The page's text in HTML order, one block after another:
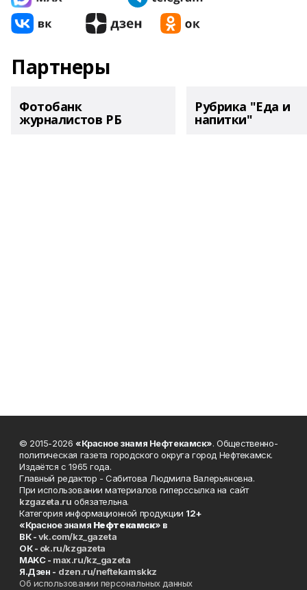
Партнеры
Фотобанк
журналистов РБ
Рубрика "Еда и
напитки"
© 2015-2026 «Красное знамя Нефтекамск». Общественно-
политическая газета городского округа город Нефтекамск.
Издаётся с 1965 года.
Главный редактор - Сабитова Людмила Валерьяновна.
При использовании материалов гиперссылка на сайт
kzgazeta.ru обязательна.
Категория информационной продукции 12+
«Красное знамя Нефтекамск» в
ВК -vk.com/kz_gazeta
ОК - ok.ru/kzgazeta
MAKC - max.ru/kz_gazeta
Я.Дзен - dzen.ru/neftekamskkz
Об использовании персональных данных